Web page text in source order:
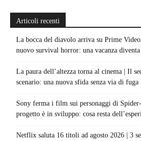
Articoli recenti
La bocca del diavolo arriva su Prime
nuovo survival horror: una vacanza
La paura dell’altezza torna al cinema | Il
scenario: una nuova sfida senza via di fuga
Sony ferma i film sui personaggi di
progetto è in sviluppo: cosa resta
Netflix saluta 16 titoli ad agosto 2026 | 3